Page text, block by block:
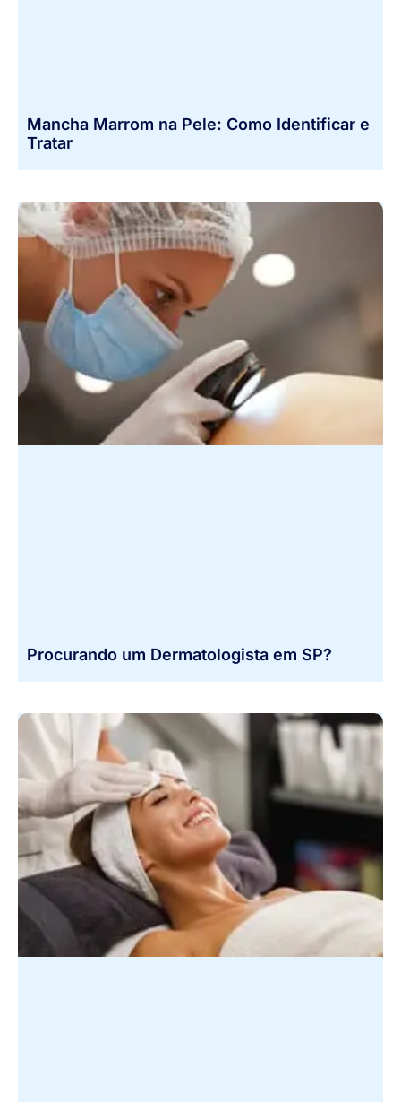
Mancha Marrom na Pele: Como Identificar e
Tratar
Procurando um Dermatologista em SP?